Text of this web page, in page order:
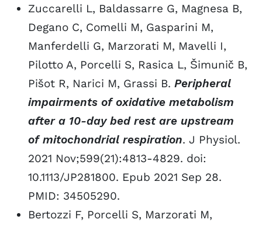
Zuccarelli L, Baldassarre G, Magnesa B,
Degano C, Comelli M, Gasparini M,
Manferdelli G, Marzorati M, Mavelli I,
Pilotto A, Porcelli S, Rasica L, Šimunič B,
Pišot R, Narici M, Grassi B. Peripheral
impairments of oxidative metabolism
after a 10-day bed rest are upstream
of mitochondrial respiration. J Physiol.
2021 Nov;599(21):4813-4829. doi:
10.1113/JP281800. Epub 2021 Sep 28.
PMID: 34505290.
Bertozzi F, Porcelli S, Marzorati M,